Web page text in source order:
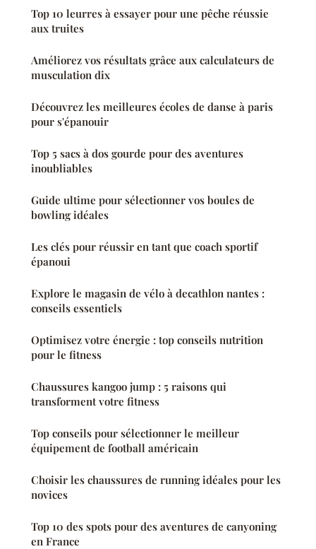
Top 10 leurres à essayer pour une pêche réussie
aux truites
Améliorez vos résultats grâce aux calculateurs de
musculation dix
Découvrez les meilleures écoles de danse à paris
pour s'épanouir
Top 5 sacs à dos gourde pour des aventures
inoubliables
Guide ultime pour sélectionner vos boules de
bowling idéales
Les clés pour réussir en tant que coach sportif
épanoui
Explore le magasin de vélo à decathlon nantes :
conseils essentiels
Optimisez votre énergie : top conseils nutrition
pour le fitness
Chaussures kangoo jump : 5 raisons qui
transforment votre fitness
Top conseils pour sélectionner le meilleur
équipement de football américain
Choisir les chaussures de running idéales pour les
novices
Top 10 des spots pour des aventures de canyoning
en France